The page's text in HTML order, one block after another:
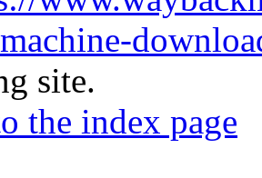
site.
the index page